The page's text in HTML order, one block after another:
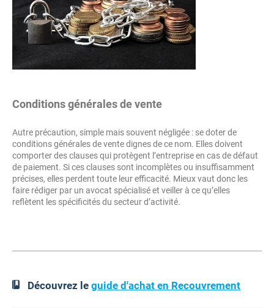
Conditions générales de vente
Autre précaution, simple mais souvent négligée : se doter de
conditions générales de vente dignes de ce nom. Elles doivent
comporter des clauses qui protègent l’entreprise en cas de défaut
de paiement. Si ces clauses sont incomplètes ou insuffisamment
précises, elles perdent toute leur efficacité. Mieux vaut donc les
faire rédiger par un avocat spécialisé et veiller à ce qu’elles
reflètent les spécificités du secteur d’activité.
Découvrez leguide d'achat en Recouvrement